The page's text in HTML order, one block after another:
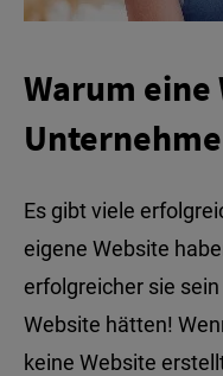
Warum eine
Es gibt viele
eigene Website
erfolgreicher sie
Website hätten!
keine Website